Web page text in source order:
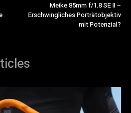
Meike 85mm f/1.8 SE II –
Erschwingliches Porträtobjektiv
mit Potenzial?